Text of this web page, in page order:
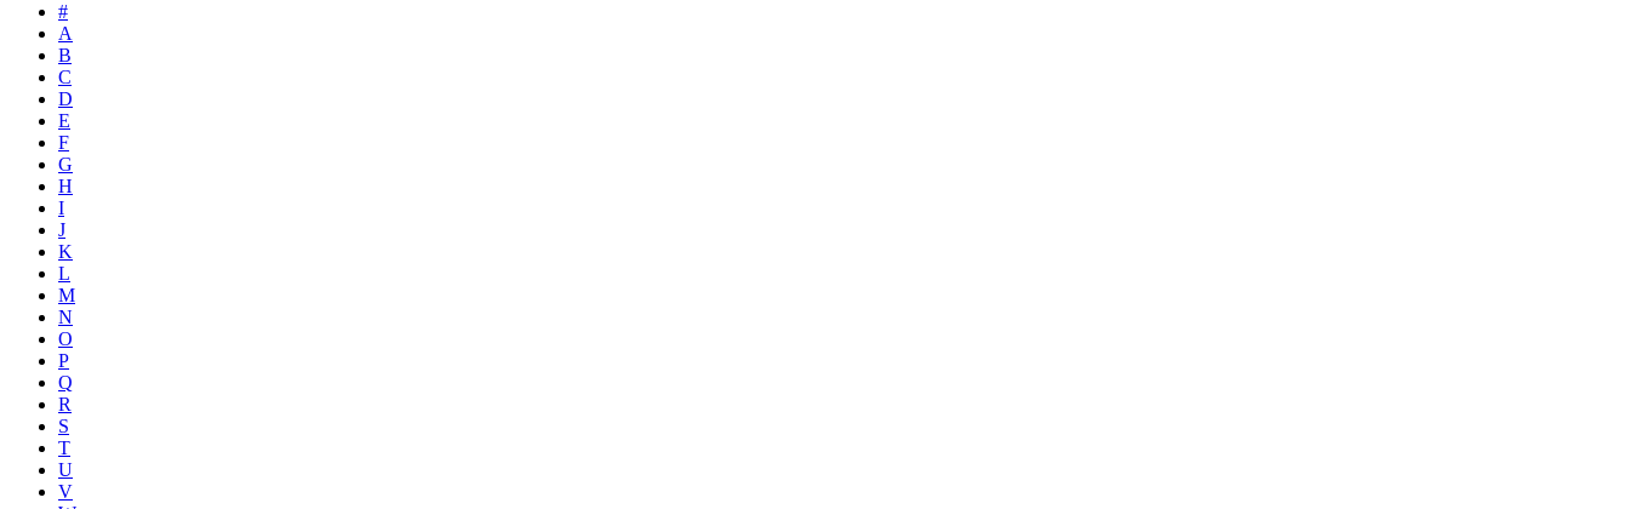
#
A
B
C
D
E
F
G
H
I
J
K
L
M
N
O
P
Q
R
S
T
U
V